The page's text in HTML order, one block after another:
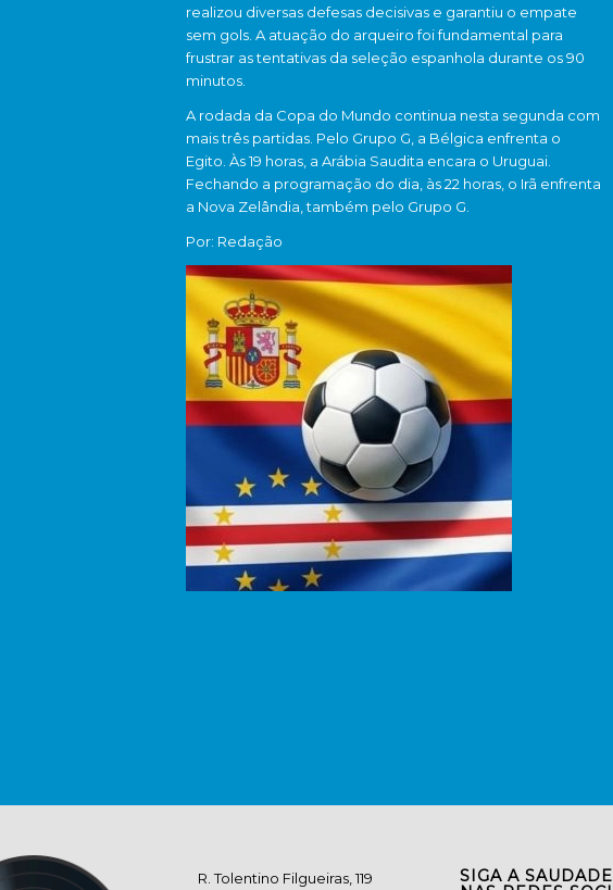
realizou diversas defesas decisivas e garantiu o empate
sem gols. A atuação do arqueiro foi fundamental para
frustrar as tentativas da seleção espanhola durante os 90
minutos.
A rodada da Copa do Mundo continua nesta segunda com
mais três partidas. Pelo Grupo G, a Bélgica enfrenta o
Egito . Às 19 horas, a Arábia Saudita encara o Uruguai
Fechando a programação do dia, às 22 horas, o Irã enfrenta
a Nova Zelândia , também pelo Grupo G.
Por: Redação
R. Tolentino Filgueiras, 119
SIGA A